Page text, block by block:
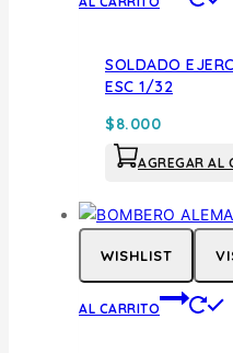
SOLDADO
ESC 1/32
$8.000
AGREGAR AL
WISHLIST
AL CARRITO